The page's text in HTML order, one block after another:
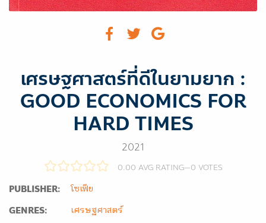
เศรษฐศาสตร์ที่ดีในยามยาก :
GOOD ECONOMICS FOR
HARD TIMES
2021
0.00 AVG RATING—0 VOTES
PUBLISHER: โซเฟีย
GENRES: เศรษฐศาสตร์